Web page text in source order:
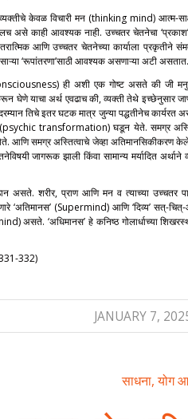
केवळ विचारी मन (thinking mind) आत्म-
असे काही आवश्यक नाही. उच्चतर चेतनेचा
आणि उच्चतर चेतनेच्या कार्याला प्रकृतीने
‘रूपांतरणा’साठी आवश्यक असणाऱ्या अटी असतात.
ही अशी एक गोष्ट असते की जी
घेणे याचा अर्थ एवढाच की, व्यक्ती तेथे इच्छेनुसार
तिचे इतर घटक मात्र जुन्या पद्धतीनेच
(psychic transformation) घडून येते. समग्र
समग्र अस्तित्वाचे जेव्हा अतिमानसिकीकरण
जागरूक झाली किंवा सामान्य मर्यादित
असते. शरीर, प्राण आणि मन व त्याच्या उच्चतर
(Supermind) आणि ‘दिव्य’ सत्-चित्-
असते. ‘अधिमानस’ हे कनिष्ठ गोलार्धाच्या
332)
JANUARY 7,
/
साधना, योग